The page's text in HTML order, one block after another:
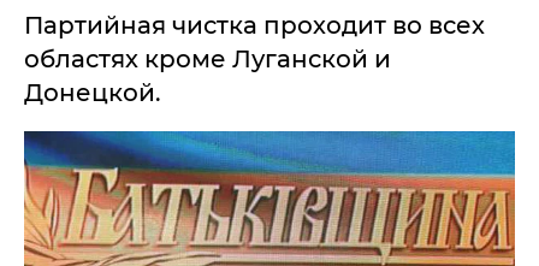
Партийная чистка проходит во всех
областях кроме Луганской и
Донецкой.